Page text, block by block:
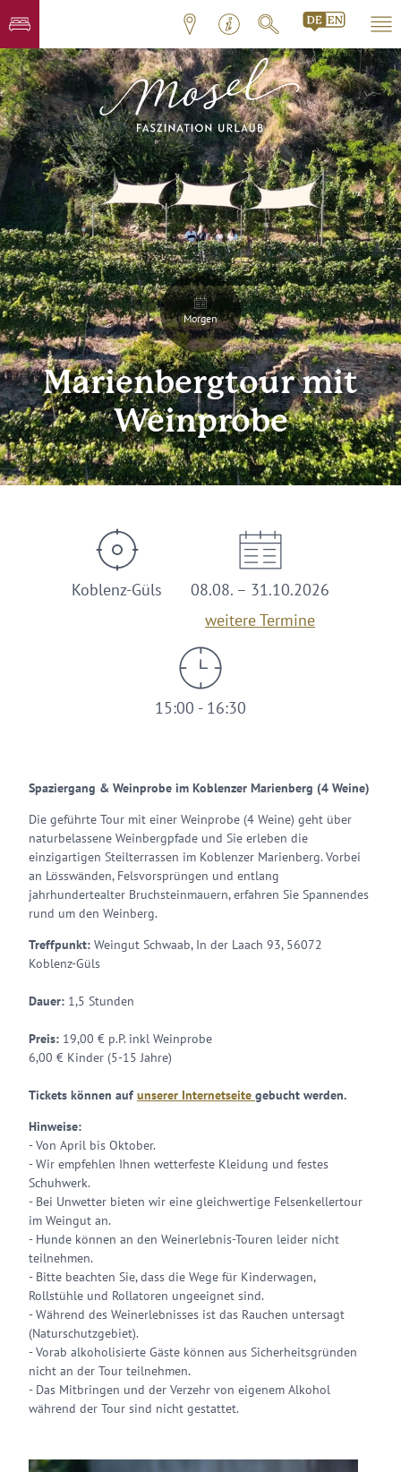
Morgen
Marienbergtour mit
Weinprobe
Koblenz-Güls
08.08. – 31.10.2026
weitere Termine
15:00 - 16:30
Spaziergang & Weinprobe im Koblenzer Marienberg (4 Weine)
Die geführte Tour mit einer Weinprobe (4 Weine) geht über
naturbelassene Weinbergpfade und Sie erleben die
einzigartigen Steilterrassen im Koblenzer Marienberg. Vorbei
an Lösswänden, Felsvorsprüngen und entlang
jahrhundertealter Bruchsteinmauern, erfahren Sie Spannendes
rund um den Weinberg.
Treffpunkt: Weingut Schwaab, In der Laach 93, 56072
Koblenz-Güls
Dauer: 1,5 Stunden
Preis: 19,00 € p.P. inkl Weinprobe
6,00 € Kinder (5-15 Jahre)
Tickets können auf unserer Internetseite gebucht werden.
Hinweise:
- Von April bis Oktober.
- Wir empfehlen Ihnen wetterfeste Kleidung und festes
Schuhwerk.
- Bei Unwetter bieten wir eine gleichwertige Felsenkellertour
im Weingut an.
- Hunde können an den Weinerlebnis-Touren leider nicht
teilnehmen.
- Bitte beachten Sie, dass die Wege für Kinderwagen,
Rollstühle und Rollatoren ungeeignet sind.
- Während des Weinerlebnisses ist das Rauchen untersagt
(Naturschutzgebiet).
- Vorab alkoholisierte Gäste können aus Sicherheitsgründen
nicht an der Tour teilnehmen.
- Das Mitbringen und der Verzehr von eigenem Alkohol
während der Tour sind nicht gestattet.